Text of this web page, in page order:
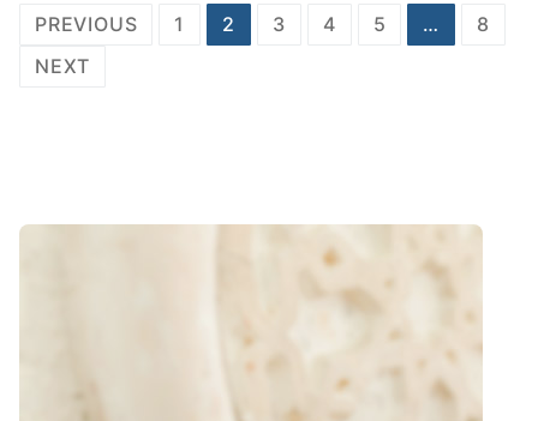
Posts
pagination
PREVIOUS 1 2 3 4 5 …
8
NEXT